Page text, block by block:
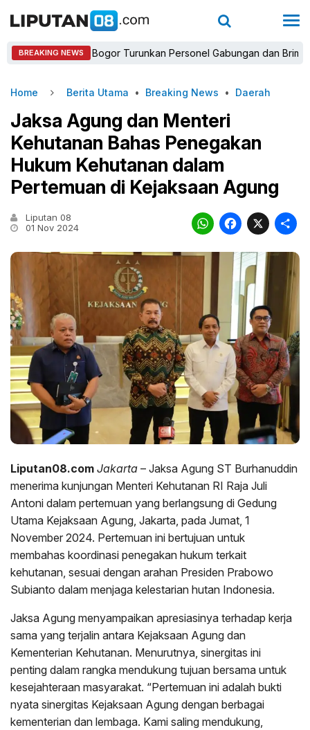
BREAKING NEWS
Kapolres Bogor Turunkan Personel Gabungan dan Brimob,
Home Berita Utama • Breaking News • Daerah
Jaksa Agung dan Menteri
Kehutanan Bahas Penegakan
Hukum Kehutanan dalam
Pertemuan di Kejaksaan Agung
Liputan 08
01 Nov 2024
X
Liputan08.com Jakarta – Jaksa Agung ST Burhanuddin
menerima kunjungan Menteri Kehutanan RI Raja Juli
Antoni dalam pertemuan yang berlangsung di Gedung
Utama Kejaksaan Agung, Jakarta, pada Jumat, 1
November 2024. Pertemuan ini bertujuan untuk
membahas koordinasi penegakan hukum terkait
kehutanan, sesuai dengan arahan Presiden Prabowo
Subianto dalam menjaga kelestarian hutan Indonesia.
Jaksa Agung menyampaikan apresiasinya terhadap kerja
sama yang terjalin antara Kejaksaan Agung dan
Kementerian Kehutanan. Menurutnya, sinergitas ini
penting dalam rangka mendukung tujuan bersama untuk
kesejahteraan masyarakat. “Pertemuan ini adalah bukti
nyata sinergitas Kejaksaan Agung dengan berbagai
kementerian dan lembaga. Kami saling mendukung,